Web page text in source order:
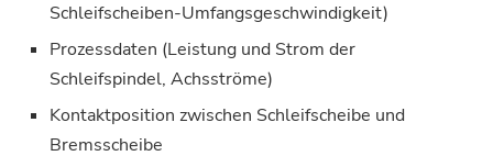
Schleifscheiben-Umfangsgeschwindigkeit)
Prozessdaten (Leistung und Strom der
Schleifspindel, Achsströme)
Kontaktposition zwischen Schleifscheibe und
Bremsscheibe